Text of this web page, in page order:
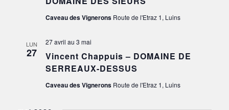
Caveau des Vignerons Route de l'Etraz 1, Luins
LUN
27
Vincent Chappuis – DOMAINE DE
SERREAUX-DESSUS
27 avril au 3 mai
Caveau des Vignerons Route de l'Etraz 1, Luins